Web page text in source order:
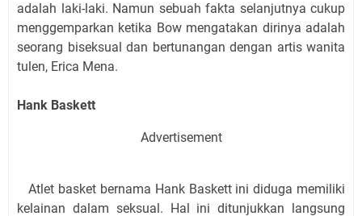
adalah laki-laki. Namun sebuah fakta selanjutnya cukup
menggemparkan ketika Bow mengatakan dirinya adalah
seorang biseksual dan bertunangan dengan artis wanita
tulen, Erica Mena.
Hank Baskett
Advertisement
Atlet basket bernama Hank Baskett ini diduga memiliki
kelainan dalam seksual. Hal ini ditunjukkan langsung